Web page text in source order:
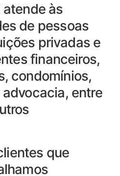
atende às
de pessoas
privadas e
financeiros,
condomínios,
entre
que